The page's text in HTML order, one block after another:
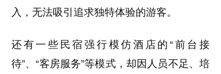
入，无法吸引追求独特体验的游客。
还有一些民宿强行模仿酒店的“前台接
待”、“客房服务”等模式，却因人员不足、培